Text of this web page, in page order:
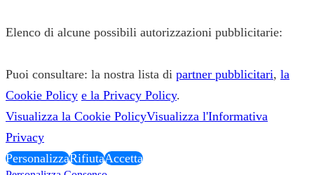
Elenco di alcune possibili autorizzazioni pubblicitarie:
Puoi consultare: la nostra lista di partner pubblicitari, la
Cookie Policy e la Privacy Policy.
Visualizza la Cookie PolicyVisualizza l'Informativa
Privacy
PersonalizzaRifiutaAccetta